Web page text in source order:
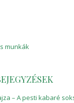
munkák
– A pesti kabaré